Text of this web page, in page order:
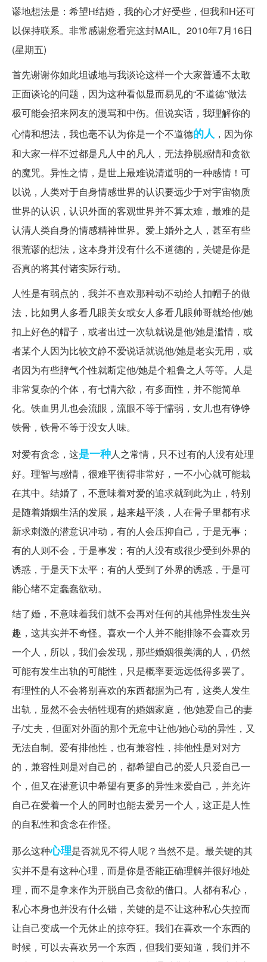
谬地想法是：希望H结婚，我的心才好受些，但我和H还可
以保持联系。非常感谢您看完这封MAIL。2010年7月16日
(星期五)
首先谢谢你如此坦诚地与我谈论这样一个大家普通不太敢
正面谈论的问题，因为这种看似显而易见的“不道德”做法
极可能会招来网友的漫骂和中伤。但说实话，我理解你的
心情和想法，我也毫不认为你是一个不道德的人 ，因为你
和大家一样不过都是凡人中的凡人，无法挣脱感情和贪欲
的魔咒。异性之情，是世上最难说清道明的一种感情！可
以说，人类对于自身情感世界的认识要远少于对宇宙物质
世界的认识，认识外面的客观世界并不算太难，最难的是
认清人类自身的情感精神世界。爱上婚外之人，甚至有些
很荒谬的想法，这本身并没有什么不道德的，关键是你是
否真的将其付诸实际行动。
人性是有弱点的，我并不喜欢那种动不动给人扣帽子的做
法，比如男人多看几眼美女或女人多看几眼帅哥就给他/她
扣上好色的帽子，或者出过一次轨就说是他/她是滥情，或
者某个人因为比较文静不爱说话就说他/她是老实无用，或
者因为有些脾气个性就断定他/她是个粗鲁之人等等。人是
非常复杂的个体，有七情六欲，有多面性，并不能简单
化。铁血男儿也会流眼，流眼不等于懦弱，女儿也有铮铮
铁骨，铁骨不等于没女人味。
对爱有贪念，这是一种人之常情，只不过有的人没有处理
好。理智与感情，很难平衡得非常好，一不小心就可能栽
在其中。结婚了，不意味着对爱的追求就到此为止，特别
是随着婚姻生活的发展，越来越平淡，人在骨子里都有求
新求刺激的潜意识冲动，有的人会压抑自己，于是无事；
有的人则不会，于是事发；有的人没有或很少受到外界的
诱惑，于是天下太平；有的人受到了外界的诱惑，于是可
能心绪不定蠢蠢欲动。
结了婚，不意味着我们就不会再对任何的其他异性发生兴
趣，这其实并不奇怪。喜欢一个人并不能排除不会喜欢另
一个人，所以，我们会发现，那些婚姻很美满的人，仍然
可能有发生出轨的可能性，只是概率要远远低得多罢了。
有理性的人不会将别喜欢的东西都据为己有，这类人发生
出轨，显然不会去牺牲现有的婚姻家庭，他/她爱自己的妻
子/丈夫，但面对外面的那个无意中让他/她心动的异性，又
无法自制。爱有排他性，也有兼容性，排他性是对对方
的，兼容性则是对自己的，都希望自己的爱人只爱自己一
个，但又在潜意识中希望有更多的异性来爱自己，并充许
自己在爱着一个人的同时也能去爱另一个人，这正是人性
的自私性和贪念在作怪。
那么这种心理是否就见不得人呢？当然不是。最关键的其
实并不是有这种心理，而是你是否能正确理解并很好地处
理，而不是拿来作为开脱自己贪欲的借口。人都有私心，
私心本身也并没有什么错，关键的是不让这种私心失控而
让自己变成一个无休止的掠夺狂。我们在喜欢一个东西的
时候，可以去喜欢另一个东西，但我们要知道，我们并不